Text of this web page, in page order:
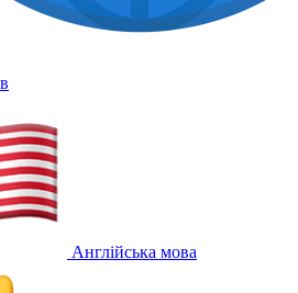
Англійська мова